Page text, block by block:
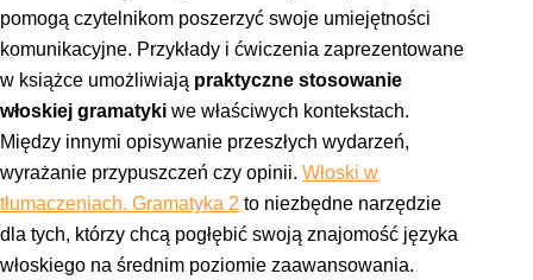
pomogą czytelnikom poszerzyć swoje umiejętności
komunikacyjne. Przykłady i ćwiczenia zaprezentowane
w książce umożliwiają praktyczne stosowanie
włoskiej gramatyki we właściwych kontekstach.
Między innymi opisywanie przeszłych wydarzeń,
wyrażanie przypuszczeń czy opinii. Włoski w
tłumaczeniach. Gramatyka 2 to niezbędne narzędzie
dla tych, którzy chcą pogłębić swoją znajomość języka
włoskiego na średnim poziomie zaawansowania.